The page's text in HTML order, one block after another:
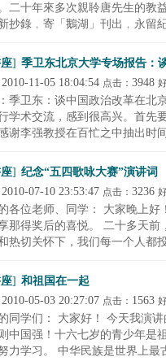
二十年來多次親聆唐先生的教
抄錄﹐寄「鵝湖」刊出﹐永留
] 季卫东北京大学专场报告：
2010-11-05 18:04:54 点击： 3948
季卫东：谈中国政治改革在北
学术交流，感到很高兴。首先
谢李强教授在百忙之中抽出时
] 纪念“五四歌咏大赛”演讲词
2010-07-10 23:53:47 点击： 3236
各位老师、同学： 大家晚上
那得奖后的喜悦。 二十多天
热切关怀下，我们每一个人都
] 和祖国在一起
2010-05-03 20:27:07 点击： 1563
同学们： 大家好！ 今天我演
中国强！十六七岁的青少年是
力学习。 中华民族是世界上最